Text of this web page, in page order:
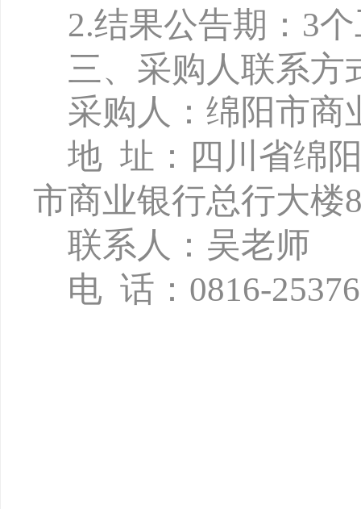
2.结果公告期： 3
三、采购人联系方
采购人：绵阳市商
地 址：四川省绵
市商业银行总行大楼
联系人：吴老师
电 话： 0816-